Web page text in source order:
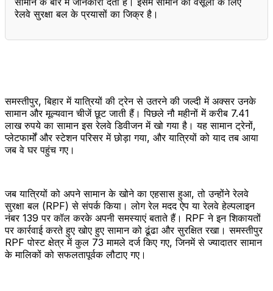
रेलवे सुरक्षा बल के प्रयासों का जिक्र है।
समस्तीपुर, बिहार में यात्रियों की ट्रेन से उतरने की जल्दी में अक्सर उनके
सामान और मूल्यवान चीजें छूट जाती हैं। पिछले नौ महीनों में करीब 7.41
लाख रुपये का सामान इस रेलवे डिवीजन में खो गया है। यह सामान ट्रेनों,
प्लेटफार्मों और स्टेशन परिसर में छोड़ा गया, और यात्रियों को याद तब आया
जब वे घर पहुंच गए।
जब यात्रियों को अपने सामान के खोने का एहसास हुआ, तो उन्होंने रेलवे
सुरक्षा बल (RPF) से संपर्क किया। लोग रेल मदद ऐप या रेलवे हेल्पलाइन
नंबर 139 पर कॉल करके अपनी समस्याएं बताते हैं। RPF ने इन शिकायतों
पर कार्रवाई करते हुए खोए हुए सामान को ढूंढा और सुरक्षित रखा। समस्तीपुर
RPF पोस्ट क्षेत्र में कुल 73 मामले दर्ज किए गए, जिनमें से ज्यादातर सामान
के मालिकों को सफलतापूर्वक लौटाए गए।